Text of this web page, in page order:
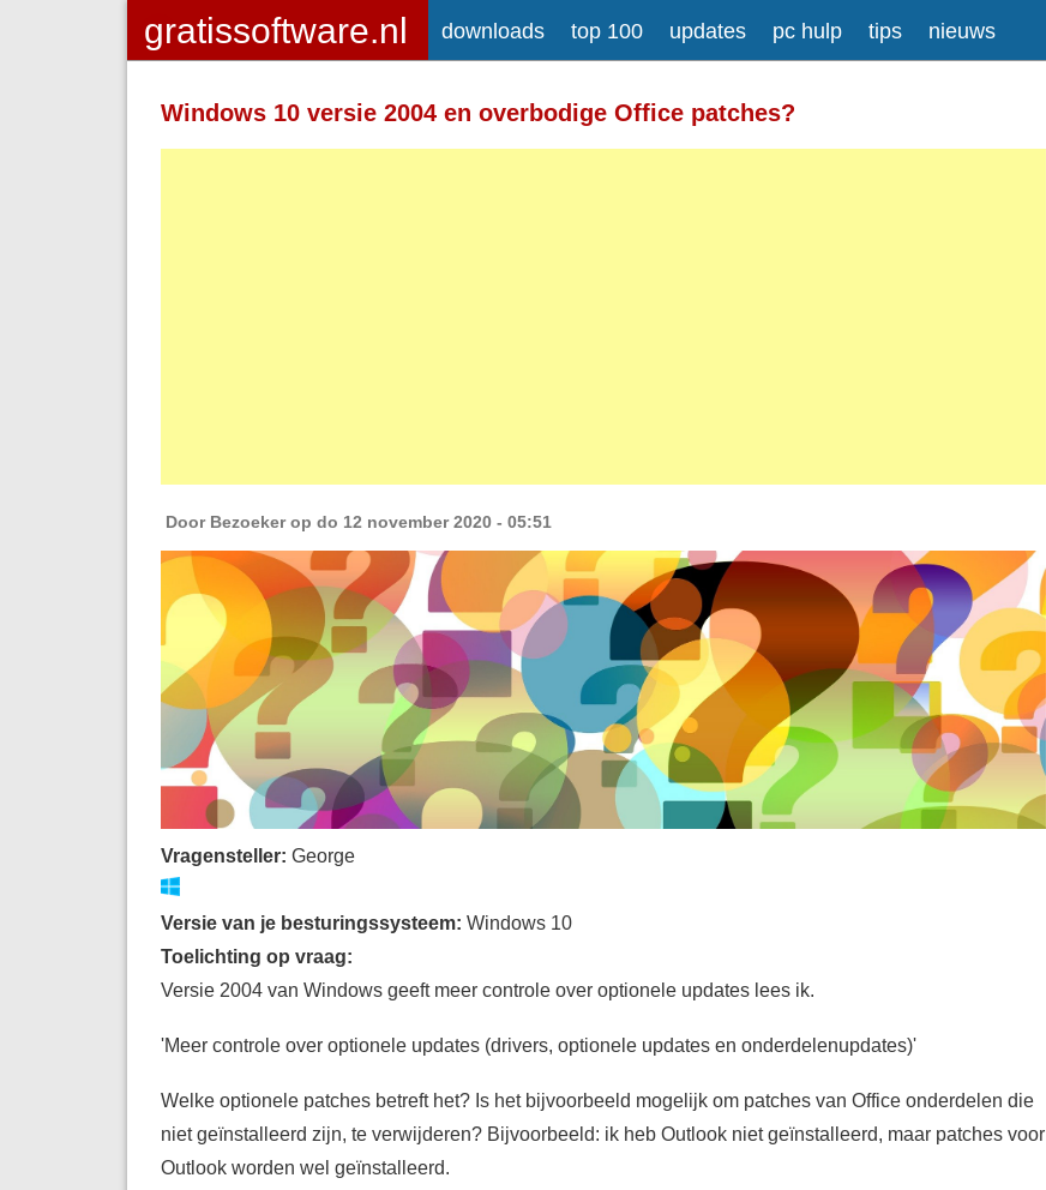
downloads top 100 updates pc hulp tips nieuws
Windows 10 versie 2004 en overbodige Office patches?
Door Bezoekerop do 12 november 2020 - 05:51
Vragensteller: George
Versie van je besturingssysteem: Windows 10
Toelichting op vraag:
Versie 2004 van Windows geeft meer controle over optionele updates lees ik.
'Meer controle over optionele updates (drivers, optionele updates en onderdelenupdates)'
Welke optionele patches betreft het? Is het bijvoorbeeld mogelijk om patches van Office onderdelen die
niet geïnstalleerd zijn, te verwijderen? Bijvoorbeeld: ik heb Outlook niet geïnstalleerd, maar patches voor
Outlook worden wel geïnstalleerd.
Meer informatie over tekstopmaak
Toegelaten HTML-tags: <a> <em>
<strong> <br> <br /> <i> <b> <p>